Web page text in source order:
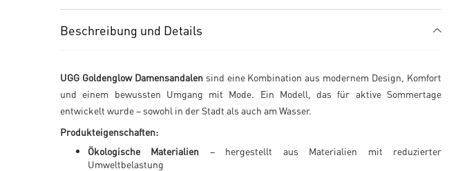
Beschreibung und Details
UGG Goldenglow Damensandalensind eine Kombination aus modernem Design, Komfort
und einem bewussten Umgang mit Mode. Ein Modell, das für aktive Sommertage
entwickelt wurde – sowohl in der Stadt als auch am Wasser.
Produkteigenschaften:
Ökologische Materialien – hergestellt aus Materialien mit reduzierter
Umweltbelastung